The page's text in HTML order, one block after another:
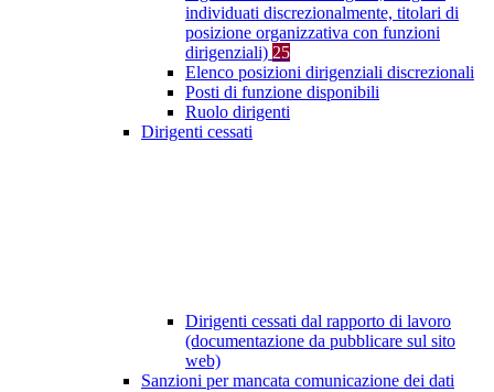
individuati discrezionalmente, titolari di
posizione organizzativa con funzioni
dirigenziali) 25
Elenco posizioni dirigenziali discrezionali
Posti di funzione disponibili
Ruolo dirigenti
Dirigenti cessati
Dirigenti cessati dal rapporto di lavoro
(documentazione da pubblicare sul sito
web)
Sanzioni per mancata comunicazione dei dati